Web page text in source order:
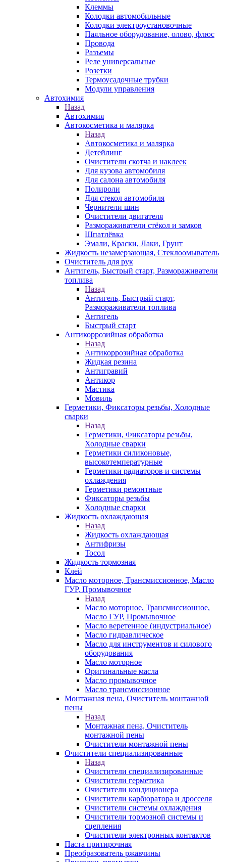
Клеммы
Колодки автомобильные
Колодки электроустановочные
Паяльное оборудование, олово, флюс
Провода
Разъемы
Реле универсальные
Розетки
Термоусадочные трубки
Модули управления
Автохимия
Назад
Автохимия
Автокосметика и малярка
Назад
Автокосметика и малярка
Детейлинг
Очистители скотча и наклеек
Для кузова автомобиля
Для салона автомобиля
Полироли
Для стекол автомобиля
Чернители шин
Очистители двигателя
Размораживатели стёкол и замков
Шпатлёвка
Эмали, Краски, Лаки, Грунт
Жидкость незамерзающая, Стеклоомыватель
Очиститель для рук
Антигель, Быстрый старт, Размораживатели
топлива
Назад
Антигель, Быстрый старт,
Размораживатели топлива
Антигель
Быстрый старт
Антикоррозийная обработка
Назад
Антикоррозийная обработка
Жидкая резина
Антигравий
Антикор
Мастика
Мовиль
Герметики, Фиксаторы резьбы, Холодные
сварки
Назад
Герметики, Фиксаторы резьбы,
Холодные сварки
Герметики силиконовые,
высокотемпературные
Герметики радиаторов и системы
охлаждения
Герметики ремонтные
Фиксаторы резьбы
Холодные сварки
Жидкость охлаждающая
Назад
Жидкость охлаждающая
Антифризы
Тосол
Жидкость тормозная
Клей
Масло моторное, Трансмиссионное, Масло
ГУР, Промывочное
Назад
Масло моторное, Трансмиссионное,
Масло ГУР, Промывочное
Масло веретенное (индустриальное)
Масло гидравлическое
Масло для инструментов и силового
оборудования
Масло моторное
Оригинальные масла
Масло промывочное
Масло трансмиссионное
Монтажная пена, Очиститель монтажной
пены
Назад
Монтажная пена, Очиститель
монтажной пены
Очистители монтажной пены
Очистители специализированные
Назад
Очистители специализированные
Очистители герметика
Очистители кондиционера
Очистители карбюратора и дросселя
Очистители системы охлаждения
Очистители тормозной системы и
сцепления
Очистители электронных контактов
Паста притирочная
Преобразователь ржавчины